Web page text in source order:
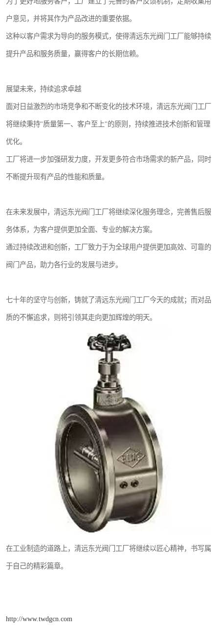
户意见，并将其作为产品改进的重要依据。
这种以客户需求为导向的服务模式，使得清远东光阀门工厂能够持续
提升产品和服务质量，赢得客户的长期信赖。
展望未来，持续追求卓越
面对日益激烈的市场竞争和不断变化的技术环境，清远东光阀门工厂
将继续秉持"质量第一、客户至上"的原则，持续推进技术创新和管理
优化。
工厂将进一步加强研发力度，开发更多符合市场需求的新产品，同时
不断提升现有产品的性能和质量。
在未来发展中，清远东光阀门工厂将继续深化服务理念，完善售后服
务体系，为客户提供更加全面、专业的解决方案。
通过持续改进和创新，工厂致力于为全球用户提供更加高效、可靠的
阀门产品，助力各行业的发展与进步。
七十年的坚守与创新，铸就了清远东光阀门工厂今天的成就；而对品
质的不懈追求，则将引领其走向更加辉煌的明天。
在工业制造的道路上，清远东光阀门工厂将继续以匠心精神，书写属
于自己的精彩篇章。
http://www.twdgcn.com